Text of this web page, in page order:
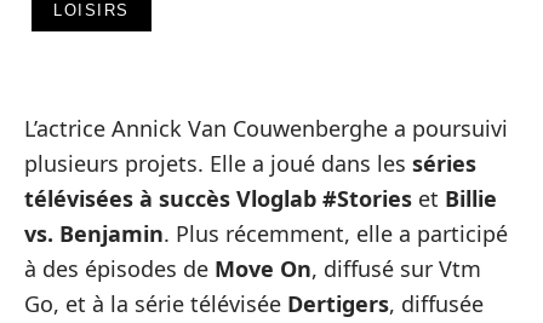
LOISIRS
L’actrice Annick Van Couwenberghe a poursuivi
plusieurs projets. Elle a joué dans les séries
télévisées à succès Vloglab #Stories et Billie
vs. Benjamin. Plus récemment, elle a participé
à des épisodes de Move On, diffusé sur Vtm
Go, et à la série télévisée Dertigers, diffusée